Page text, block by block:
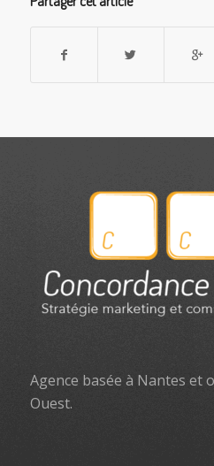
Agence basée à Nantes et
Ouest.